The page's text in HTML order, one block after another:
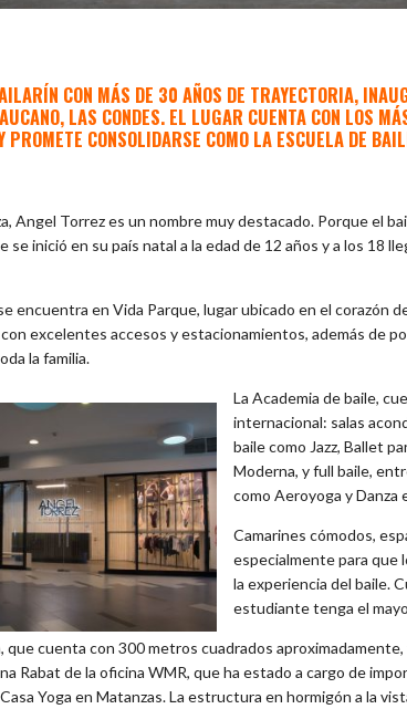
CON MÁS DE 30 AÑOS DE TRAYECTORIA,
LAS CONDES. EL LUGAR CUENTA CON LOS
PROMETE CONSOLIDARSE COMO LA ESCUELA DE
Angel Torrez es un nombre muy destacado. Porque el
se inició en su país natal a la edad de 12 años y a los 18
encuentra en Vida Parque, lugar ubicado en el corazón
excelentes accesos y estacionamientos, además de
la familia.
La Academia de baile,
internacional: salas
baile como Jazz, Ballet
Moderna, y full baile,
como Aeroyoga y Danza
Camarines cómodos,
especialmente para que
la experiencia del baile.
estudiante tenga el
que cuenta con 300 metros cuadrados
Rabat de la oficina WMR, que ha estado a cargo de
Yoga en Matanzas. La estructura en hormigón a la